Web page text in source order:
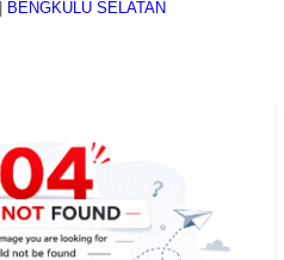
BENGKULU SELATAN